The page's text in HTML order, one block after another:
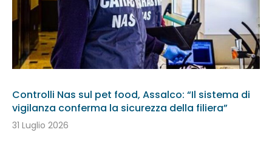
Controlli Nas sul pet food, Assalco: “Il sistema di
vigilanza conferma la sicurezza della filiera”
31 Luglio 2026